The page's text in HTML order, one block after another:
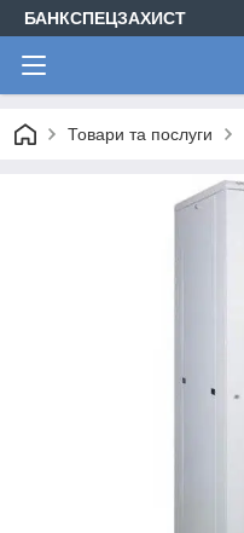
БАНКСПЕЦЗАХИСТ
Товари та послуги